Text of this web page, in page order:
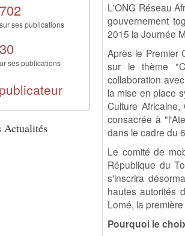
L'ONG Réseau
gouvernement
2015 la Journée
Après le Premier
sur le thème
collaboration
la mise en place
Culture
consacrée à
dans le cadre du
Le comité de
République du
s'inscrira
hautes autorités
Lomé, la
Pourquoi le
ses publications
ses publications
Actualités